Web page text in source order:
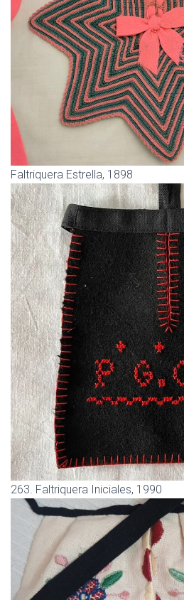
Faltriquera Estrella, 1898
263. Faltriquera Iniciales, 1990